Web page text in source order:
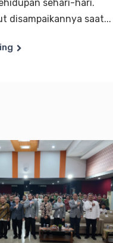
sehari-hari.
disampaikannya saat...